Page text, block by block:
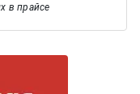
в прайсе